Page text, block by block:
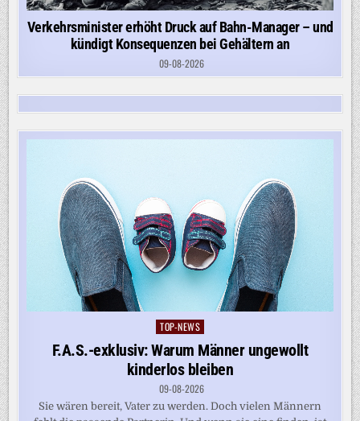
Verkehrsminister erhöht Druck auf Bahn-Manager – und
kündigt Konsequenzen bei Gehältern an
09-08-2026
Posted
in
TOP-NEWS
F.A.S.-exklusiv: Warum Männer ungewollt
kinderlos bleiben
09-08-2026
Sie wären bereit, Vater zu werden. Doch vielen Männern